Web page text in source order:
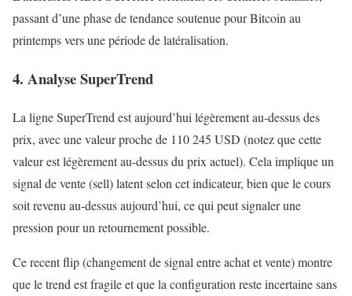
passant d’une phase de tendance soutenue pour Bitcoin au
printemps vers une période de latéralisation.
4. Analyse SuperTrend
La ligne SuperTrend est aujourd’hui légèrement au-dessus des
prix, avec une valeur proche de 110 245 USD (notez que cette
valeur est légèrement au-dessus du prix actuel). Cela implique un
signal de vente (sell) latent selon cet indicateur, bien que le cours
soit revenu au-dessus aujourd’hui, ce qui peut signaler une
pression pour un retournement possible.
Ce recent flip (changement de signal entre achat et vente) montre
que le trend est fragile et que la configuration reste incertaine sans